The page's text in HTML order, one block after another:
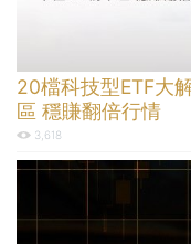
20檔科技型ETF大
區 穩賺翻倍行情
3,618